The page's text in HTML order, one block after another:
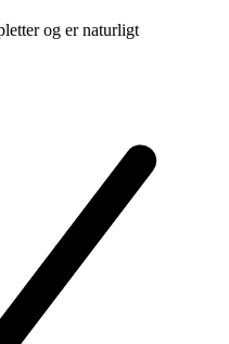
og er naturligt